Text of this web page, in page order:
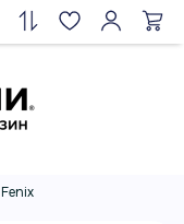
Fenix